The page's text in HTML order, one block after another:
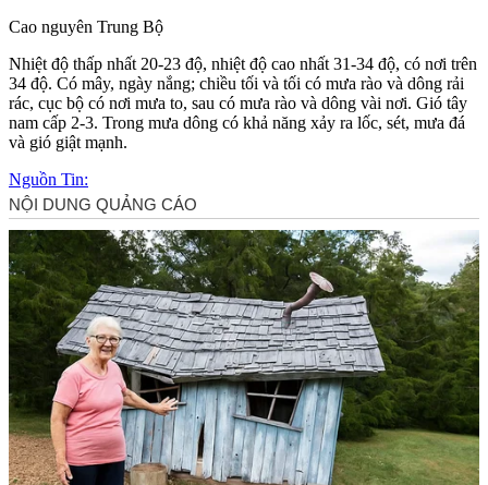
Cao nguyên Trung Bộ
Nhiệt độ thấp nhất 20-23 độ, nhiệt độ cao nhất 31-34 độ, có nơi trên
34 độ. Có mây, ngày nắng; chiều tối và tối có mưa rào và dông rải
rác, cục bộ có nơi mưa to, sau có mưa rào và dông vài nơi. Gió tây
nam cấp 2-3. Trong mưa dông có khả năng xảy ra lốc, sét, mưa đá
và gió giật mạnh.
Nguồn Tin: